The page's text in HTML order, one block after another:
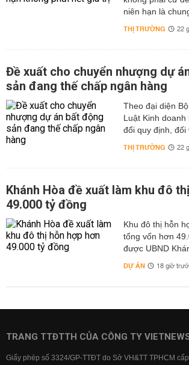
niên hạn là
THỊ TRƯỜNG 22
Đề xuất cho chuyển nhượng dự
sản đang thế chấp ngân hàng
Theo đại diện
Luật Kinh
đổi quy định, đối
THỊ TRƯỜNG 22
Khánh Hòa đề xuất làm khu đô
49.000 tỷ đồng
Khu đô thị hỗn
tổng vốn hơn
được UBND
DỰ ÁN 18 giờ
TRANG TTĐTTH CỦA CÔNG TY
Giấy phép số 3324/GP-TTĐT do Sở VH&TT TPHCM